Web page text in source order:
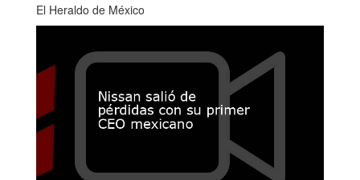
El Heraldo de México